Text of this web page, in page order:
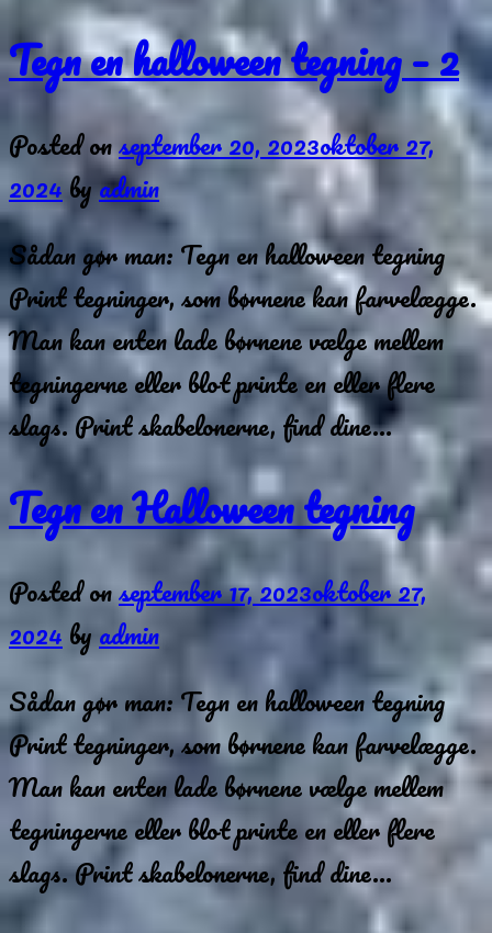
Tegn en halloween tegning – 2
Posted onseptember 20, 2023oktober 27,
2024byadmin
Sådan gør man: Tegn en halloween tegning
Print tegninger, som børnene kan farvelægge.
Man kan enten lade børnene vælge mellem
tegningerne eller blot printe en eller flere
slags. Print skabelonerne, find dine…
Tegn en Halloween tegning
Posted onseptember 17, 2023oktober 27,
2024 by admin
Sådan gør man: Tegn en halloween tegning
Print tegninger, som børnene kan farvelægge.
Man kan enten lade børnene vælge mellem
tegningerne eller blot printe en eller flere
slags. Print skabelonerne, find dine…